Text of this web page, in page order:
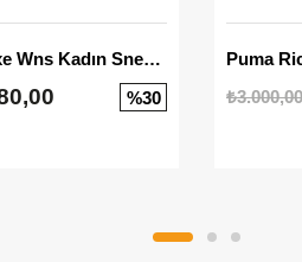
Mayze Stack Luxe Wns Kadın Sneaker
%30
Puma
₺3.000,00